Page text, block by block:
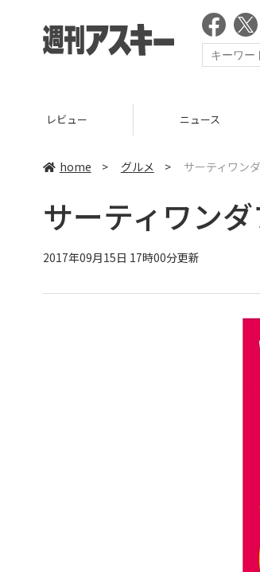
ニュース ガジェット
home > グルメ > サーティワン
サーティワン
2017年09月15日 17時00分更新